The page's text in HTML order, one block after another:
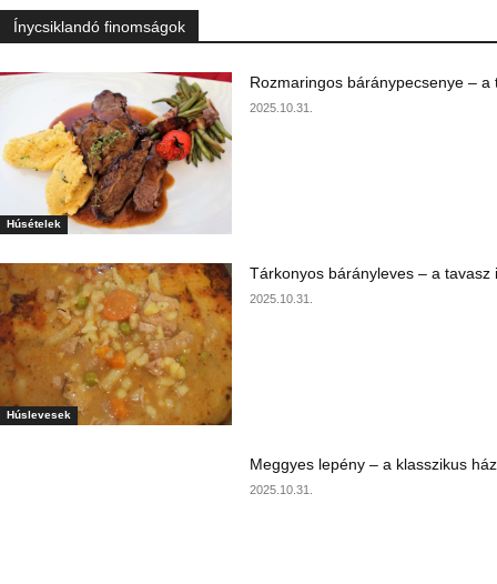
Ínycsiklandó finomságok
Húsételek
Rozmaringos báránypecsenye – a
2025.10.31.
Húslevesek
Tárkonyos bárányleves – a tavasz
2025.10.31.
Meggyes lepény – a klasszikus
2025.10.31.